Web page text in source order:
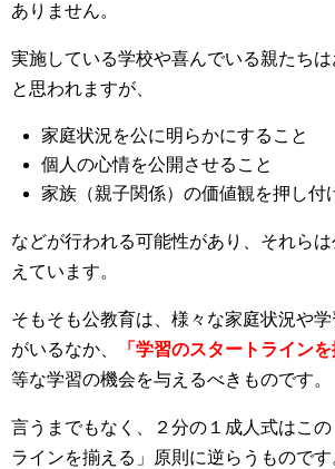
ありません。
実施している学校や喜んでいる親たち
と思われますが、
家庭状況を公に明らかにすること
個人の心情を公開させること
家族（親子関係）の価値観を押し付
などが行われる可能性があり、それら
えています。
そもそも公教育は、様々な家庭状況や
がいるなか、
「学習のスタートラインを
等な学習の機会を与えるべきものです。
言うまでもなく、２分の１成人式はこの
ラインを揃える」原則に逆らうものです